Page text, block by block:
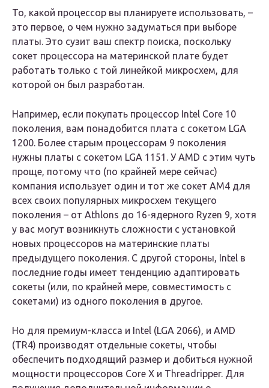
То, какой процессор вы планируете использовать, ­–
это первое, о чем нужно задуматься при выборе
платы. Это сузит ваш спектр поиска, поскольку
сокет процессора на материнской плате будет
работать только с той линейкой микросхем, для
которой он был разработан.
Например, если покупать процессор Intel Core 10
поколения, вам понадобится плата с сокетом LGA
1200. Более старым процессорам 9 поколения
нужны платы с сокетом LGA 1151. У AMD с этим чуть
проще, потому что (по крайней мере сейчас)
компания использует один и тот же сокет AM4 для
всех своих популярных микросхем текущего
поколения – от Athlons до 16-ядерного Ryzen 9, хотя
у вас могут возникнуть сложности с установкой
новых процессоров на материнские платы
предыдущего поколения. С другой стороны, Intel в
последние годы имеет тенденцию адаптировать
сокеты (или, по крайней мере, совместимость с
сокетами) из одного поколения в другое.
Но для премиум-класса и Intel (LGA 2066), и AMD
(TR4) производят отдельные сокеты, чтобы
обеспечить подходящий размер и добиться нужной
мощности процессоров Core X и Threadripper. Для